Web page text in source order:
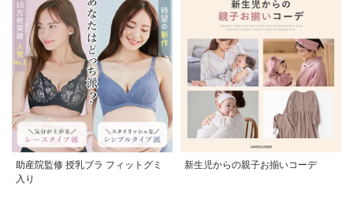
助産院監修 授乳ブラ フィットグミ
入り
新生児からの親子お揃いコーデ